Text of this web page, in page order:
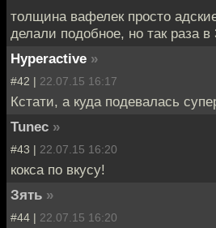
толщина вафелек просто
делали подобное, но так раза
Hyperactive »
#42 | 22.07.15 16:17
Кстати, а куда подевалась
Tunec »
#43 | 22.07.15 16:20
кокса по вкусу!
Зять »
#44 | 22.07.15 16:20